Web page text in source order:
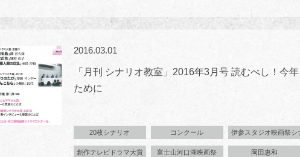
2016.03.01
「月刊 シナリオ教室」2016年3月号 読むべし！今
ために
20枚シナリオ コンクール 伊参スタジオ映画祭シ
創作テレビドラマ大賞 富士山河口湖映画祭 岡田惠和